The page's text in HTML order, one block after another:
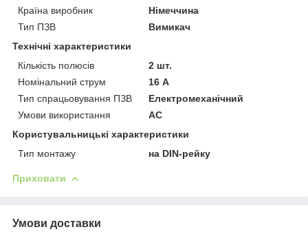
Країна виробник
Німеччина
Тип ПЗВ
Вимикач
Технічні характеристики
Кількість полюсів
2 шт.
Номінальний струм
16 А
Тип спрацьовування ПЗВ
Електромеханічний
Умови використання
АС
Користувальницькі характеристики
Тип монтажу
на DIN-рейку
Приховати
Умови доставки